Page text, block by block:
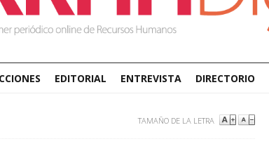
EDITORIAL ENTREVISTA DIRECTORIO
TAMAÑO DE LA LETRA